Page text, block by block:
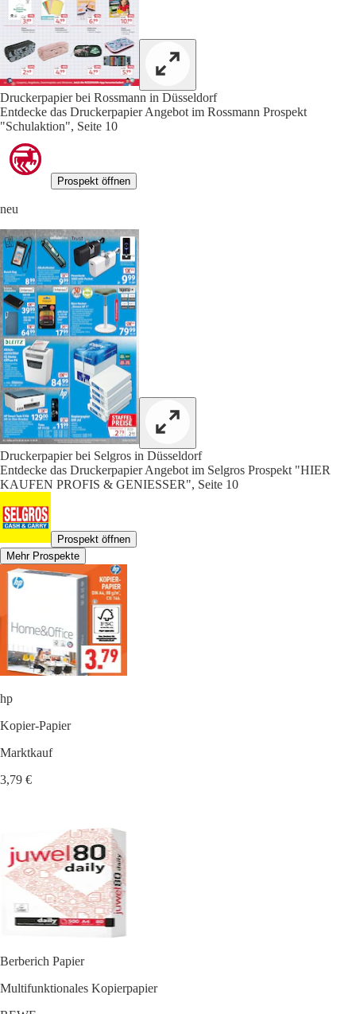
Druckerpapier bei Rossmann in Düsseldorf
Entdecke das Druckerpapier Angebot im Rossmann Prospekt
"Schulaktion", Seite 10
Prospekt öffnen
neu
Druckerpapier bei Selgros in Düsseldorf
Entdecke das Druckerpapier Angebot im Selgros Prospekt "HIER
KAUFEN PROFIS & GENIESSER", Seite 10
Prospekt öffnen
Mehr Prospekte
hp
Kopier-Papier
Marktkauf
3,79 €
Berberich Papier
Multifunktionales Kopierpapier